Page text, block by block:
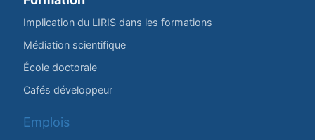
Implication du LIRIS dans les formations
Médiation scientifique
École doctorale
Cafés développeur
Emplois